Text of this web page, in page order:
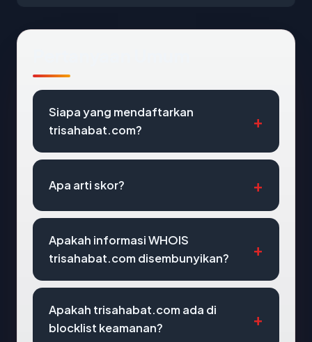
Siapa yang mendaftarkan
trisahabat.com?
Apa arti skor?
Apakah informasi WHOIS
trisahabat.com disembunyikan?
Apakah trisahabat.com ada di
blocklist keamanan?